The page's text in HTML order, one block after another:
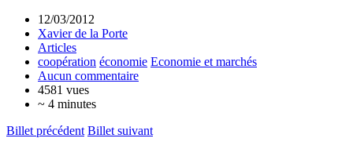
12/03/2012
Xavier de la Porte
Articles
coopération économie Economie et marchés
Aucun commentaire
4581 vues
~ 4 minutes
Billet précédent Billet suivant